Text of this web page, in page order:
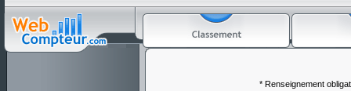
* Renseignement